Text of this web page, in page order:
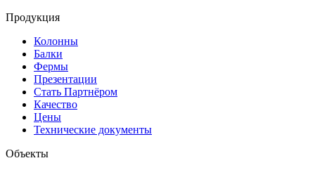
Продукция
Колонны
Балки
Фермы
Презентации
Стать Партнёром
Качество
Цены
Технические документы
Объекты